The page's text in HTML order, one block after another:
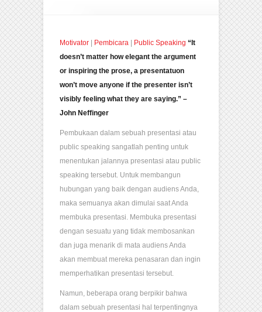
Motivator Pembicara Public Speaking “It
doesn’t matter how elegant the argument
or inspiring the prose, a presentatuon
won’t move anyone if the presenter isn’t
visibly feeling what they are saying.” –
John Neffinger
Pembukaan dalam sebuah presentasi atau
public speaking sangatlah penting untuk
menentukan jalannya presentasi atau public
speaking tersebut. Untuk membangun
hubungan yang baik dengan audiens Anda,
maka semuanya akan dimulai saat Anda
membuka presentasi. Membuka presentasi
dengan sesuatu yang tidak membosankan
dan juga menarik di mata audiens Anda
akan membuat mereka penasaran dan ingin
memperhatikan presentasi tersebut.
Namun, beberapa orang berpikir bahwa
dalam sebuah presentasi hal terpentingnya